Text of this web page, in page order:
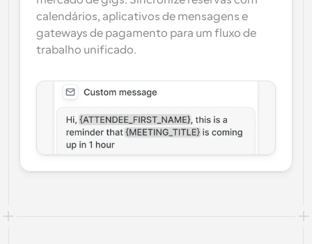
calendários, aplicativos de mensagens e
gateways de pagamento para um fluxo de
trabalho unificado.